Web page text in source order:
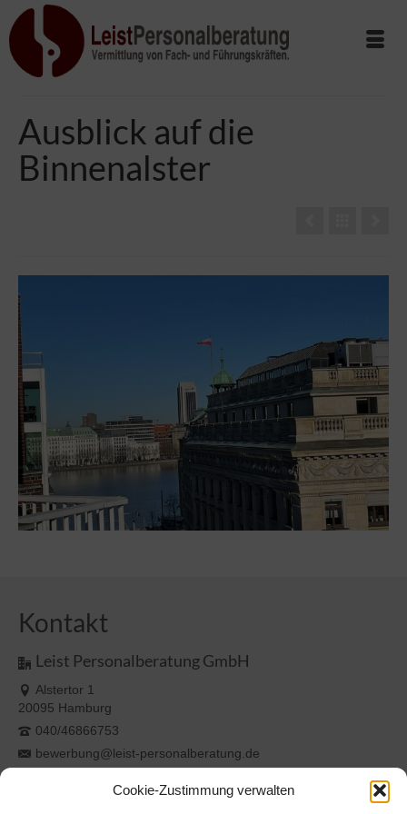
Cookie-Zustimmung verwalten
Ausblick auf die
Binnenalster
Kontakt
Leist Personalberatung GmbH
Alstertor 1
20095 Hamburg
040/46866753
bewerbung@leist-personalberatung.de
Kundenstimmen